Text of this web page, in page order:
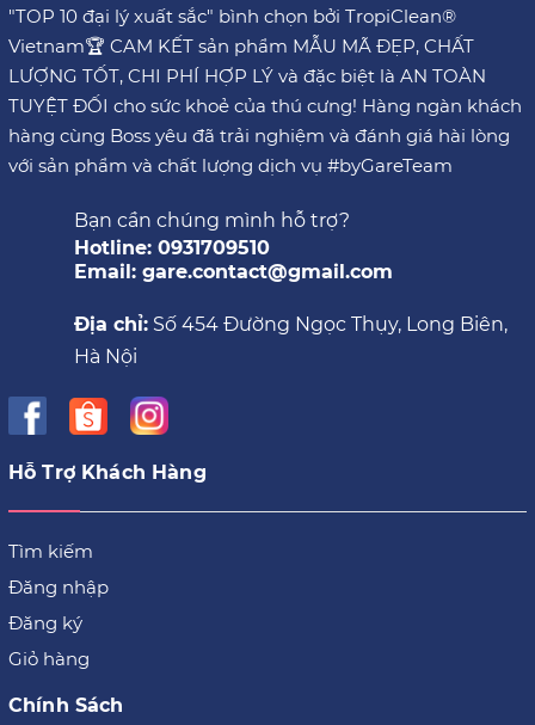
"TOP 10 đại lý xuất sắc" bình chọn bởi TropiClean®
Vietnam🏆 CAM KẾT sản phẩm MẪU MÃ ĐẸP, CHẤT
LƯỢNG TỐT, CHI PHÍ HỢP LÝ và đặc biệt là AN TOÀN
TUYỆT ĐỐI cho sức khoẻ của thú cưng! Hàng ngàn khách
hàng cùng Boss yêu đã trải nghiệm và đánh giá hài lòng
với sản phẩm và chất lượng dịch vụ #byGareTeam
Bạn cần chúng mình hỗ trợ?
Hotline: 0931709510
Email: gare.contact@gmail.com
Địa chỉ: Số 454 Đường Ngọc Thụy, Long Biên,
Hà Nội
Hỗ Trợ Khách Hàng
Tìm kiếm
Đăng nhập
Đăng ký
Giỏ hàng
Chính Sách